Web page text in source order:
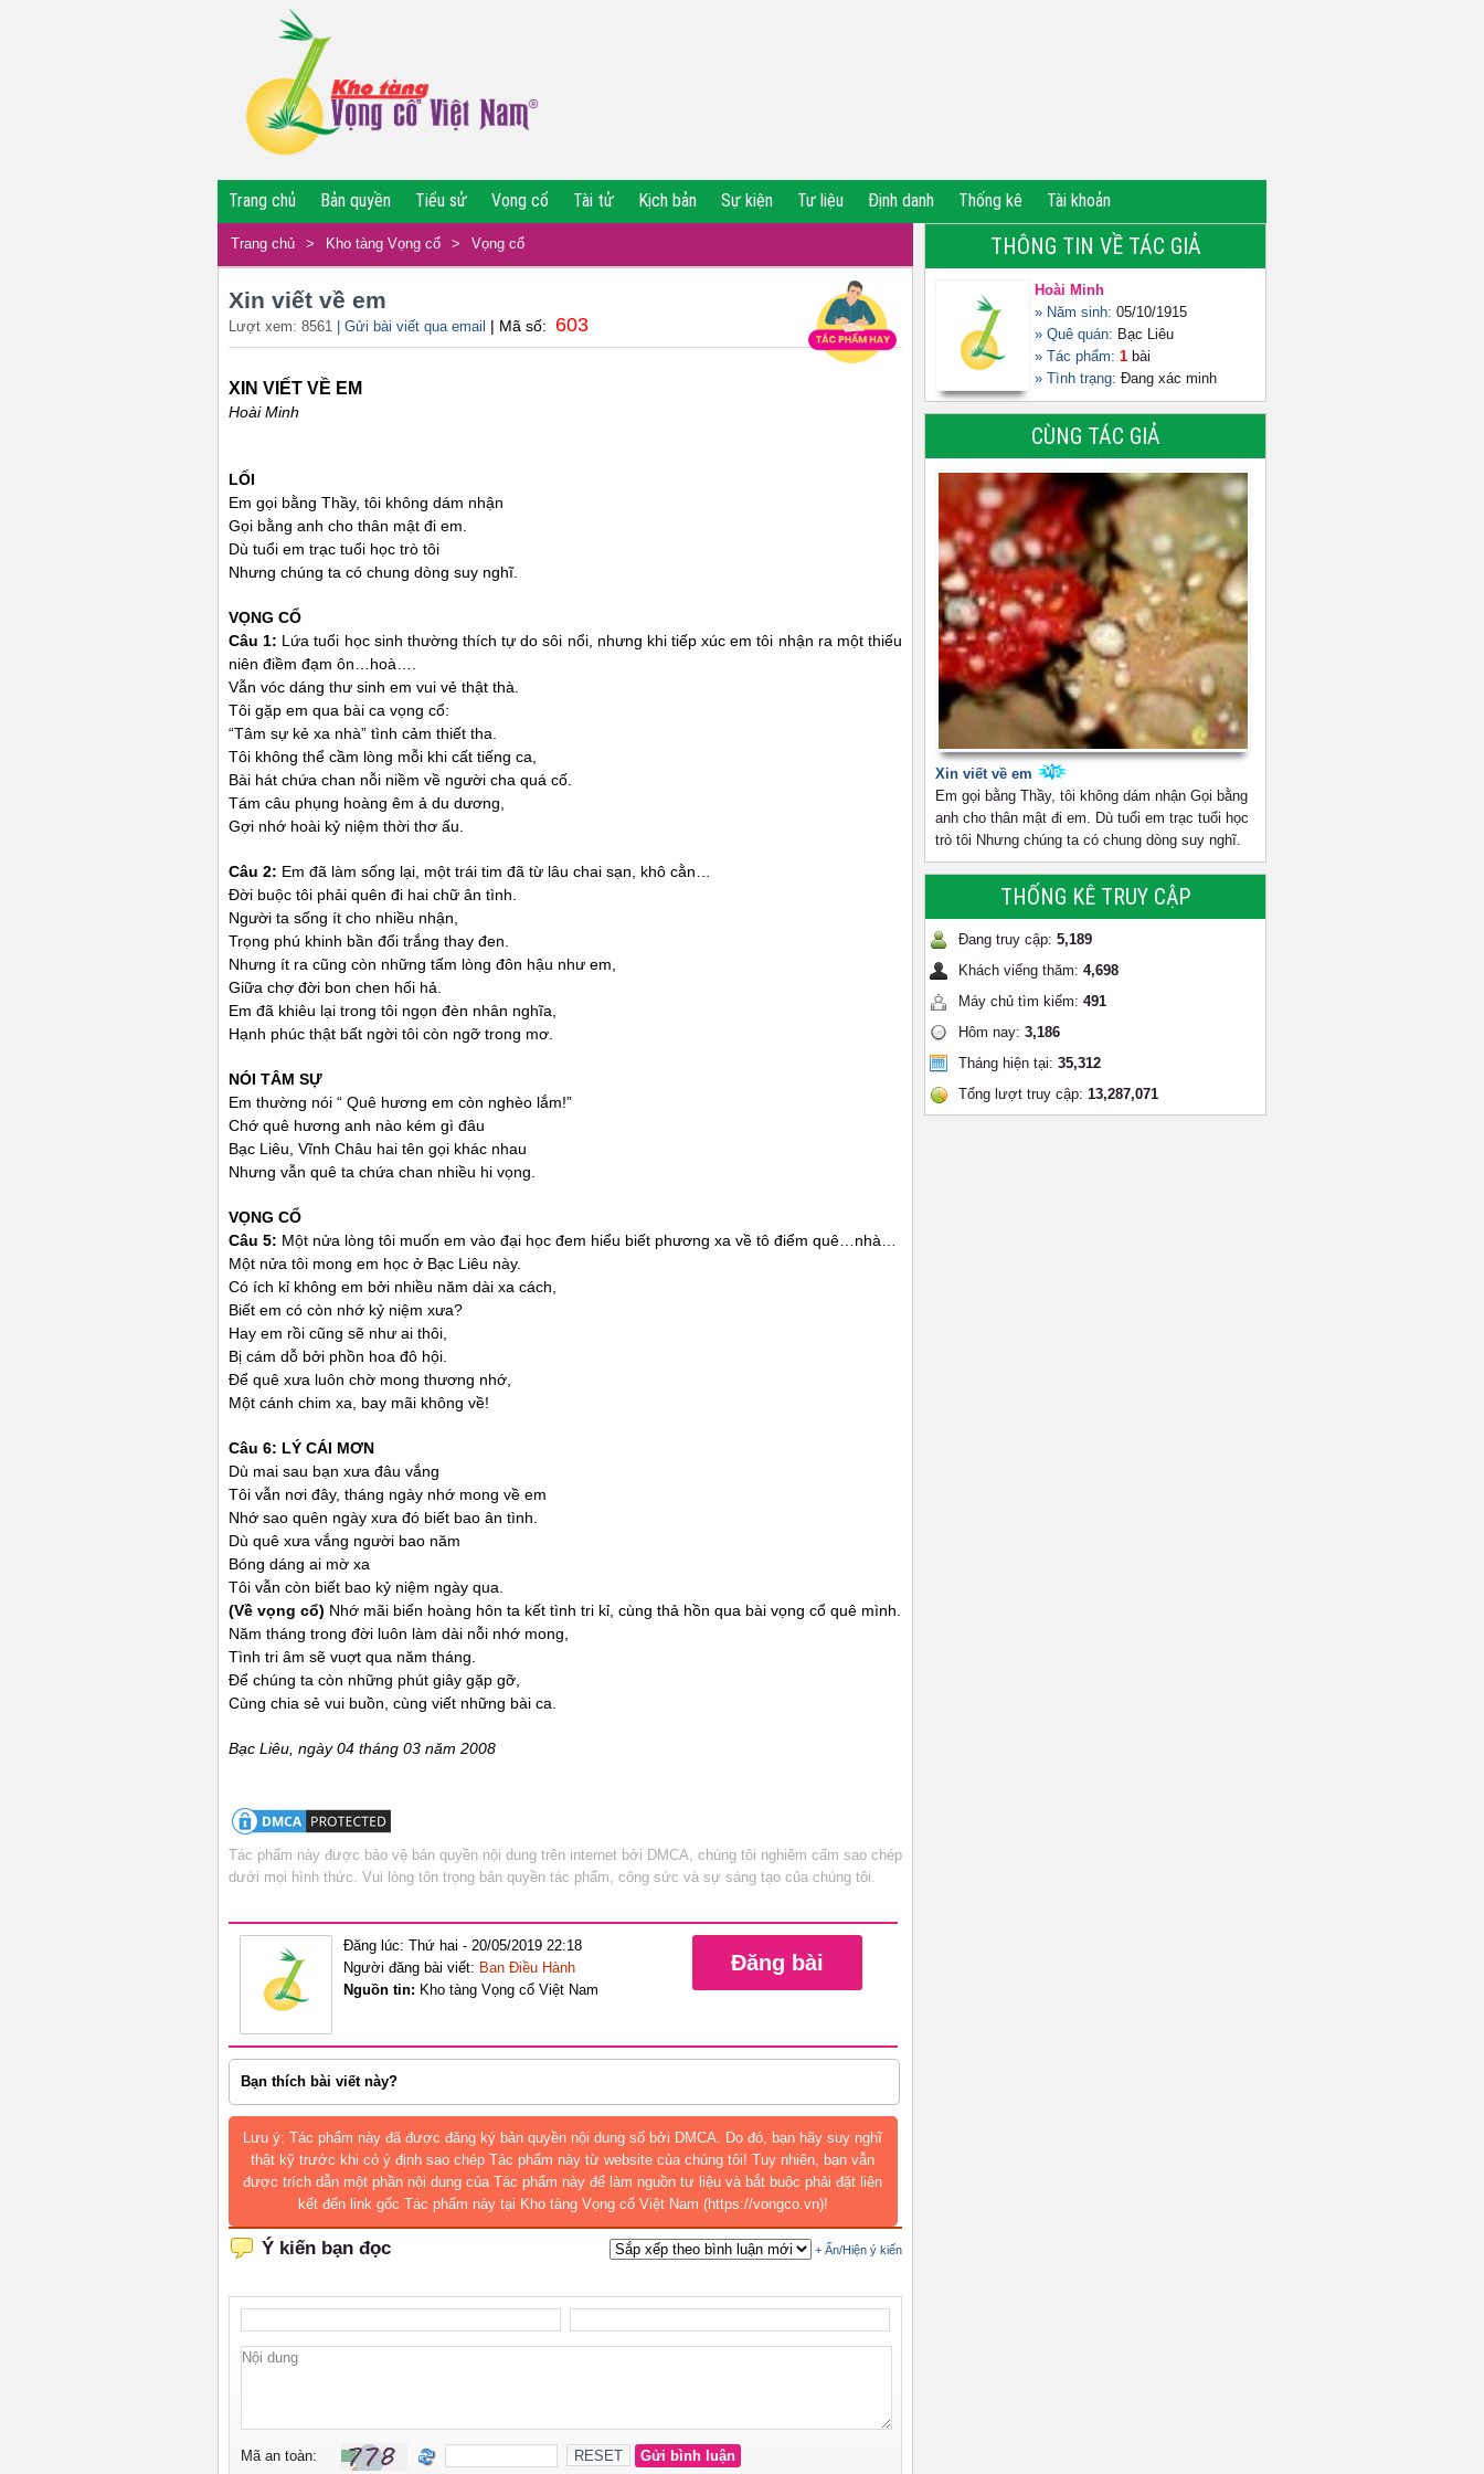
Trang chủ Bản quyền Tiểu sử Vọng cổ Tài tử Kịch bản Sự kiện Tư liệu Định danh Thống kê Tài khoản
Trang chủ > Kho tàng Vọng cổ > Vọng cổ
Xin viết về em
Lượt xem: 8561 | Gửi bài viết qua email | Mã số: 603
XIN VIẾT VỀ EM
Hoài Minh
LỐI
Em gọi bằng Thầy, tôi không dám nhận
Gọi bằng anh cho thân mật đi em.
Dù tuổi em trạc tuổi học trò tôi
Nhưng chúng ta có chung dòng suy nghĩ.
VỌNG CỔ
Câu 1: Lứa tuổi học sinh thường thích tự do sôi nổi, nhưng khi tiếp xúc em tôi nhận ra một thiếu
niên điềm đạm ôn…hoà….
Vẫn vóc dáng thư sinh em vui vẻ thật thà.
Tôi gặp em qua bài ca vọng cổ:
“Tâm sự kẻ xa nhà” tình cảm thiết tha.
Tôi không thể cầm lòng mỗi khi cất tiếng ca,
Bài hát chứa chan nỗi niềm về người cha quá cố.
Tám câu phụng hoàng êm ả du dương,
Gợi nhớ hoài kỷ niệm thời thơ ấu.
Câu 2: Em đã làm sống lại, một trái tim đã từ lâu chai sạn, khô cằn…
Đời buộc tôi phải quên đi hai chữ ân tình.
Người ta sống ít cho nhiều nhận,
Trọng phú khinh bần đổi trắng thay đen.
Nhưng ít ra cũng còn những tấm lòng đôn hậu như em,
Giữa chợ đời bon chen hối hả.
Em đã khiêu lại trong tôi ngọn đèn nhân nghĩa,
Hạnh phúc thật bất ngời tôi còn ngỡ trong mơ.
NÓI TÂM SỰ
Em thường nói “ Quê hương em còn nghèo lắm!”
Chớ quê hương anh nào kém gì đâu
Bạc Liêu, Vĩnh Châu hai tên gọi khác nhau
Nhưng vẫn quê ta chứa chan nhiều hi vọng.
VỌNG CỔ
Câu 5: Một nửa lòng tôi muốn em vào đại học đem hiểu biết phương xa về tô điểm quê…nhà…
Một nửa tôi mong em học ở Bạc Liêu này.
Có ích kỉ không em bởi nhiều năm dài xa cách,
Biết em có còn nhớ kỷ niệm xưa?
Hay em rồi cũng sẽ như ai thôi,
Bị cám dỗ bởi phồn hoa đô hội.
Để quê xưa luôn chờ mong thương nhớ,
Một cánh chim xa, bay mãi không về!
Câu 6: LÝ CÁI MƠN
Dù mai sau bạn xưa đâu vắng
Tôi vẫn nơi đây, tháng ngày nhớ mong về em
Nhớ sao quên ngày xưa đó biết bao ân tình.
Dù quê xưa vắng người bao năm
Bóng dáng ai mờ xa
Tôi vẫn còn biết bao kỷ niệm ngày qua.
(Về vọng cổ) Nhớ mãi biển hoàng hôn ta kết tình tri kỉ, cùng thả hồn qua bài vọng cổ quê mình.
Năm tháng trong đời luôn làm dài nỗi nhớ mong,
Tình tri âm sẽ vuợt qua năm tháng.
Để chúng ta còn những phút giây gặp gỡ,
Cùng chia sẻ vui buồn, cùng viết những bài ca.
Bạc Liêu, ngày 04 tháng 03 năm 2008
Tác phẩm này được bảo vệ bản quyền nội dung trên internet bởi DMCA, chúng tôi nghiêm cấm sao chép
dưới mọi hình thức. Vui lòng tôn trọng bản quyền tác phẩm, công sức và sự sáng tạo của chúng tôi.
Đăng lúc: Thứ hai - 20/05/2019 22:18
Người đăng bài viết: Ban Điều Hành
Nguồn tin: Kho tàng Vọng cổ Việt Nam
Đăng bài
Bạn thích bài viết này?
Lưu ý: Tác phẩm này đã được đăng ký bản quyền nội dung số bởi DMCA. Do đó, bạn hãy suy nghĩ
thật kỹ trước khi có ý định sao chép Tác phẩm này từ website của chúng tôi! Tuy nhiên, bạn vẫn
được trích dẫn một phần nội dung của Tác phẩm này để làm nguồn tư liệu và bắt buộc phải đặt liên
kết đến link gốc Tác phẩm này tại Kho tàng Vọng cổ Việt Nam (https://vongco.vn)!
THÔNG TIN VỀ TÁC GIẢ
Hoài Minh
» Năm sinh: 05/10/1915
» Quê quán: Bạc Liêu
» Tác phẩm: 1 bài
» Tình trạng: Đang xác minh
CÙNG TÁC GIẢ
Xin viết về em
Em gọi bằng Thầy, tôi không dám nhận Gọi bằng
anh cho thân mật đi em. Dù tuổi em trạc tuổi học
trò tôi Nhưng chúng ta có chung dòng suy nghĩ.
THỐNG KÊ TRUY CẬP
Đang truy cập: 5,189
Khách viếng thăm: 4,698
Máy chủ tìm kiếm: 491
Hôm nay: 3,186
Tháng hiện tại: 35,312
Tổng lượt truy cập: 13,287,071